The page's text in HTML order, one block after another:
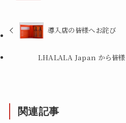
導入店の皆様へお詫び
LHALALA Japan から皆様
関連記事